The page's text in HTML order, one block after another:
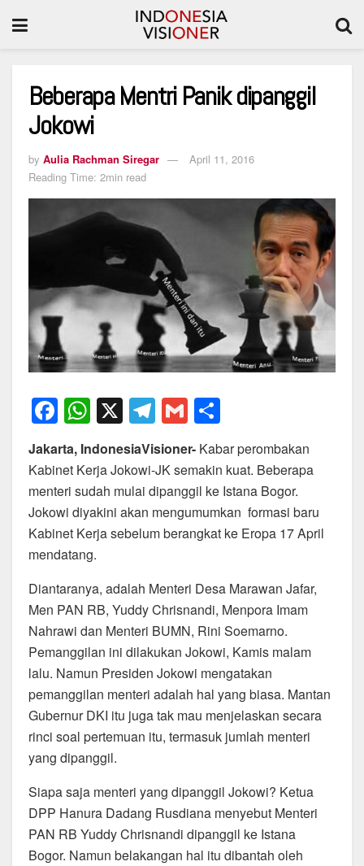
Beberapa Mentri Panik dipanggil
Jokowi
by Aulia Rachman Siregar
April 11, 2016
Reading Time: 2min read
F
a
c
e
b
o
o
k
W
h
at
s
A
p
p
X T
el
e
gr
a
m
G
m
ail
h
ar
e
Jakarta, IndonesiaVisioner- Kabar perombakan
Kabinet Kerja Jokowi-JK semakin kuat. Beberapa
menteri sudah mulai dipanggil ke Istana Bogor.
Jokowi diyakini akan mengumumkan formasi baru
Kabinet Kerja sebelum berangkat ke Eropa 17 April
mendatang.
Diantaranya, adalah Menteri Desa Marawan Jafar,
Men PAN RB, Yuddy Chrisnandi, Menpora Imam
Nahrawi dan Menteri BUMN, Rini Soemarno.
Pemanggilan ini dilakukan Jokowi, Kamis malam
lalu. Namun Presiden Jokowi mengatakan
pemanggilan menteri adalah hal yang biasa. Mantan
Gubernur DKI itu juga tak mau menjelaskan secara
rinci soal pertemuan itu, termasuk jumlah menteri
yang dipanggil.
Siapa saja menteri yang dipanggil Jokowi? Ketua
DPP Hanura Dadang Rusdiana menyebut Menteri
PAN RB Yuddy Chrisnandi dipanggil ke Istana
Bogor. Namun belakangan hal itu dibantah oleh